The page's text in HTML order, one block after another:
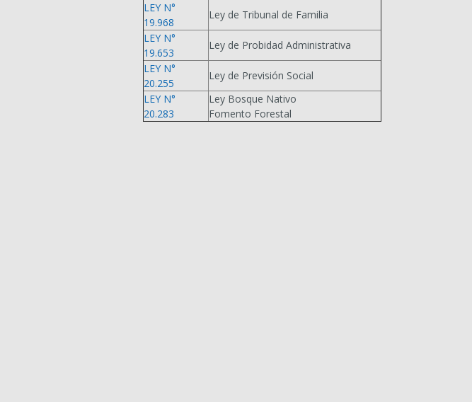
LEY N°
19.968
Ley de Tribunal de Familia
LEY N°
19.653
Ley de Probidad Administrativa
LEY N°
20.255
Ley de Previsión Social
LEY N°
20.283
Ley Bosque Nativo
Fomento Forestal